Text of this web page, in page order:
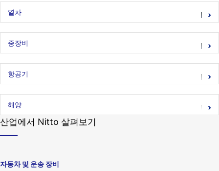
열차
중장비
항공기
해양
산업에서 Nitto 살펴보기
자동차 및 운송 장비